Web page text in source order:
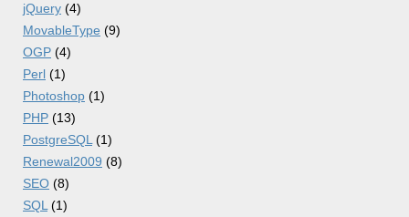
jQuery (4)
MovableType (9)
OGP (4)
Perl (1)
Photoshop (1)
PHP (13)
PostgreSQL (1)
Renewal2009 (8)
SEO (8)
SQL (1)